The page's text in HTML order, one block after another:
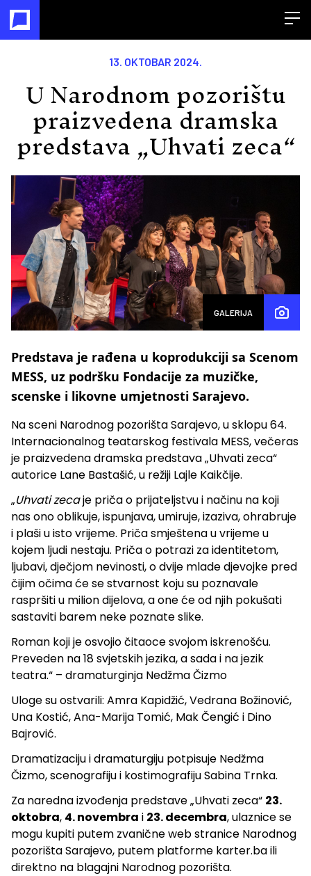
13. OKTOBAR 2024.
U Narodnom pozorištu
praizvedena dramska
predstava „Uhvati zeca“
GALERIJA
Predstava je rađena u koprodukciji sa Scenom
MESS, uz podršku Fondacije za muzičke,
scenske i likovne umjetnosti Sarajevo.
Na sceni Narodnog pozorišta Sarajevo, u sklopu 64.
Internacionalnog teatarskog festivala MESS, večeras
je praizvedena dramska predstava „Uhvati zeca“
autorice Lane Bastašić, u režiji Lajle Kaikčije.
„Uhvati zecaje priča o prijateljstvu i načinu na koji
nas ono oblikuje, ispunjava, umiruje, izaziva, ohrabruje
i plaši u isto vrijeme. Priča smještena u vrijeme u
kojem ljudi nestaju. Priča o potrazi za identitetom,
ljubavi, dječjom nevinosti, o dvije mlade djevojke pred
čijim očima će se stvarnost koju su poznavale
raspršiti u milion dijelova, a one će od njih pokušati
sastaviti barem neke poznate slike.
Roman koji je osvojio čitaoce svojom iskrenošću.
Preveden na 18 svjetskih jezika, a sada i na jezik
teatra.“ – dramaturginja Nedžma Čizmo
Uloge su ostvarili: Amra Kapidžić, Vedrana Božinović,
Una Kostić, Ana-Marija Tomić, Mak Čengić i Dino
Bajrović.
Dramatizaciju i dramaturgiju potpisuje Nedžma
Čizmo, scenografiju i kostimografiju Sabina Trnka.
Za naredna izvođenja predstave „Uhvati zeca“ 23.
oktobra, 4. novembra i 23. decembra, ulaznice se
mogu kupiti putem zvanične web stranice Narodnog
pozorišta Sarajevo, putem platforme karter.ba ili
direktno na blagajni Narodnog pozorišta.